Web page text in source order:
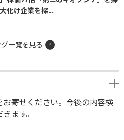
化け企業を探...
一覧を見る
お寄せください。今後の内容検
ます。